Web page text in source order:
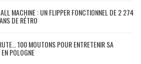
MACHINE : UN FLIPPER FONCTIONNEL DE 2 274
DE RÉTRO
100 MOUTONS POUR ENTRETENIR SA
POLOGNE